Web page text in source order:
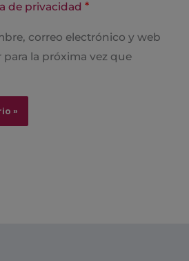
de privacidad *
correo electrónico y web
la próxima vez que